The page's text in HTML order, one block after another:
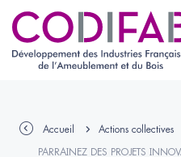
Accueil Actions collectives
PARRAINEZ DES PROJETS